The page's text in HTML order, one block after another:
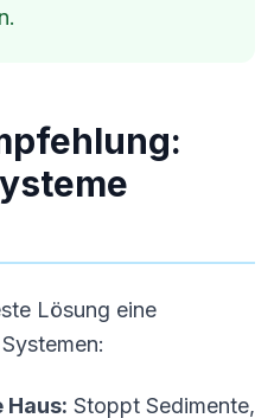
Lösung eine
Haus: Stoppt Sedimente,